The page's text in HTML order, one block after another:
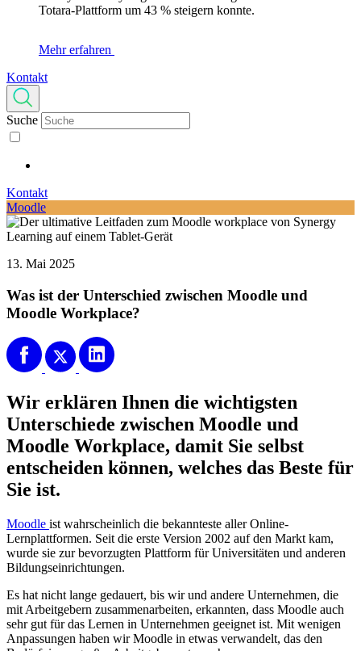
Totara-Plattform um 43 % steigern konnte.
Mehr erfahren
Kontakt
Suche
Kontakt
Moodle
13. Mai 2025
Was ist der Unterschied zwischen Moodle und
Moodle Workplace?
Wir erklären Ihnen die wichtigsten
Unterschiede zwischen Moodle und
Moodle Workplace, damit Sie selbst
entscheiden können, welches das Beste für
Sie ist.
Moodle ist wahrscheinlich die bekannteste aller Online-
Lernplattformen. Seit die erste Version 2002 auf den Markt kam,
wurde sie zur bevorzugten Plattform für Universitäten und anderen
Bildungseinrichtungen.
Es hat nicht lange gedauert, bis wir und andere Unternehmen, die
mit Arbeitgebern zusammenarbeiten, erkannten, dass Moodle auch
sehr gut für das Lernen in Unternehmen geeignet ist. Mit wenigen
Anpassungen haben wir Moodle in etwas verwandelt, das den